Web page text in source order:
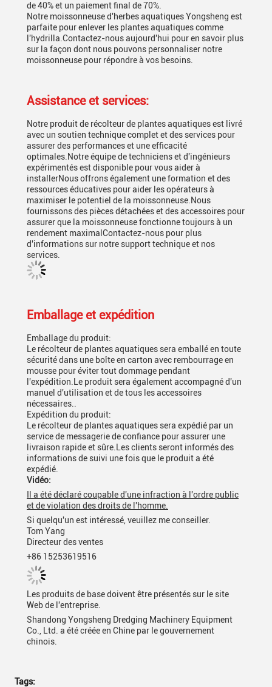
de 40% et un paiement final de 70%.
Notre moissonneuse d'herbes aquatiques Yongsheng est
parfaite pour enlever les plantes aquatiques comme
l'hydrilla.Contactez-nous aujourd'hui pour en savoir plus
sur la façon dont nous pouvons personnaliser notre
moissonneuse pour répondre à vos besoins.
Assistance et services:
Notre produit de récolteur de plantes aquatiques est livré
avec un soutien technique complet et des services pour
assurer des performances et une efficacité
optimales.Notre équipe de techniciens et d'ingénieurs
expérimentés est disponible pour vous aider à
installerNous offrons également une formation et des
ressources éducatives pour aider les opérateurs à
maximiser le potentiel de la moissonneuse.Nous
fournissons des pièces détachées et des accessoires pour
assurer que la moissonneuse fonctionne toujours à un
rendement maximalContactez-nous pour plus
d'informations sur notre support technique et nos
services.
Emballage et expédition
Emballage du produit:
Le récolteur de plantes aquatiques sera emballé en toute
sécurité dans une boîte en carton avec rembourrage en
mousse pour éviter tout dommage pendant
l'expédition.Le produit sera également accompagné d'un
manuel d'utilisation et de tous les accessoires
nécessaires..
Expédition du produit:
Le récolteur de plantes aquatiques sera expédié par un
service de messagerie de confiance pour assurer une
livraison rapide et sûre.Les clients seront informés des
informations de suivi une fois que le produit a été
expédié.
Vidéo:
Il a été déclaré coupable d'une infraction à l'ordre public
et de violation des droits de l'homme.
Si quelqu'un est intéressé, veuillez me conseiller.
Tom Yang
Directeur des ventes
+86 15253619516
Les produits de base doivent être présentés sur le site
Web de l'entreprise.
Shandong Yongsheng Dredging Machinery Equipment
Co., Ltd. a été créée en Chine par le gouvernement
chinois.
Tags: